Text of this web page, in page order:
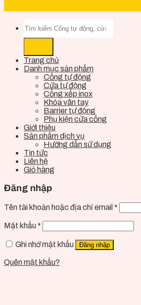
Trang chủ
Danh mục sản phẩm
Cổng tự động
Cửa tự động
Cổng xếp inox
Khóa vân tay
Barrier tự động
Phụ kiện cửa cổng
Giới thiệu
Sản phẩm dịch vụ
Hướng dẫn sử dụng
Tin tức
Liên hệ
Giỏ hàng
Đăng nhập
Tên tài khoản hoặc địa chỉ email *
Mật khẩu *
Ghi nhớ mật khẩu Đăng nhập
Quên mật khẩu?